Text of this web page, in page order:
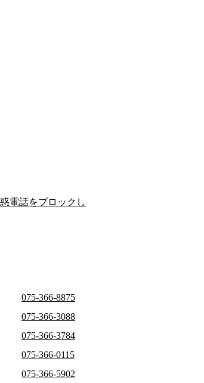
電話をブロックし
075-366-8875
075-366-3088
075-366-3784
075-366-0115
075-366-5902